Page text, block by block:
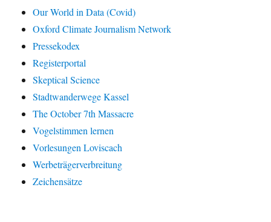
Our World in Data (Covid)
Oxford Climate Journalism Network
Pressekodex
Registerportal
Skeptical Science
Stadtwanderwege Kassel
The October 7th Massacre
Vogelstimmen lernen
Vorlesungen Loviscach
Werbeträgerverbreitung
Zeichensätze